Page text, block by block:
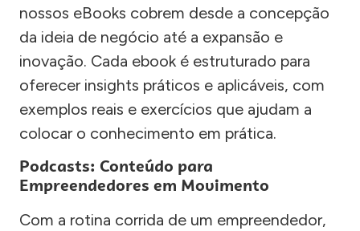
nossos eBooks cobrem desde a concepção
da ideia de negócio até a expansão e
inovação. Cada ebook é estruturado para
oferecer insights práticos e aplicáveis, com
exemplos reais e exercícios que ajudam a
colocar o conhecimento em prática.
Podcasts: Conteúdo para
Empreendedores em Movimento
Com a rotina corrida de um empreendedor,